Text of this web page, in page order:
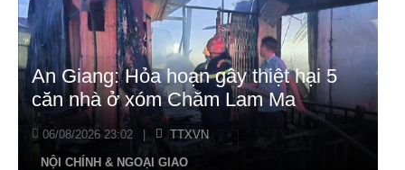
An Giang: Hỏa hoạn gây thiệt hại 5
căn nhà ở xóm Chăm Lam Ma
06/08/2026 23:02 TTXVN
NỘI CHÍNH & NGOẠI GIAO